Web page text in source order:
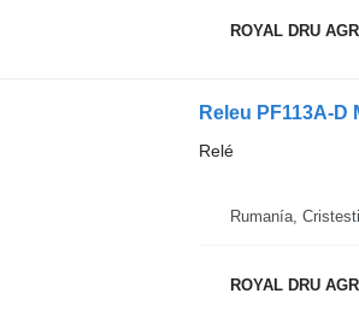
ROYAL DRU
Releu PF113A-D
Relé
Rumanía, Cristesti
ROYAL DRU